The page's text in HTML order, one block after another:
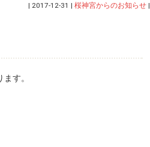
| 2017-12-31 | 桜神宮からのお知らせ|
す。